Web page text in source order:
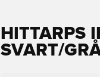
HITTARPS
SVART/